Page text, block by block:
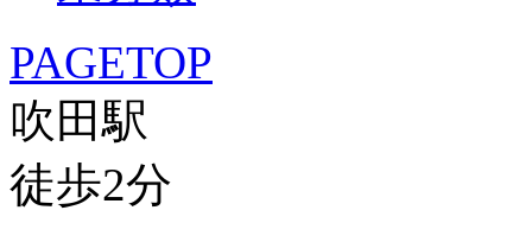
PAGETOP
吹田駅
徒歩2分